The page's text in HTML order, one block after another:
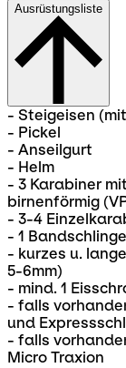
Ausrüstungsliste
- Steigeisen
- Pickel
- Anseilgurt
- Helm
- 3 Karabiner
birnenförmig
- 3-4
- 1
- kurzes u.
5-6mm)
- mind. 1
- falls
und
- falls
Micro Traxion